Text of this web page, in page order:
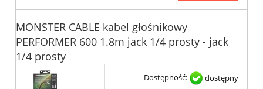
MONSTER CABLE kabel głośnikowy
PERFORMER 600 1.8m jack 1/4 prosty - jack
1/4 prosty
Dostępność: dostępny